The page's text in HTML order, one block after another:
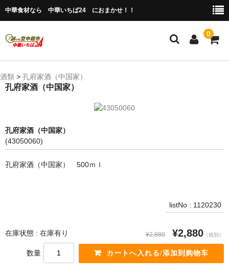
中華食材なら 中華いちば24 におまかせ！！
0
ホーム
商品ジャンル別
冷凍 肉類＆点心
酒類 > 孔府家酒（中国家）
孔府家酒（中国家）
孔府家酒（中国家）
(43050060)
孔府家酒（中国家） 500ｍｌ
listNo : 1120230
在庫状態 : 在庫有り ¥2,880 ¥2,880 （税別）
数量